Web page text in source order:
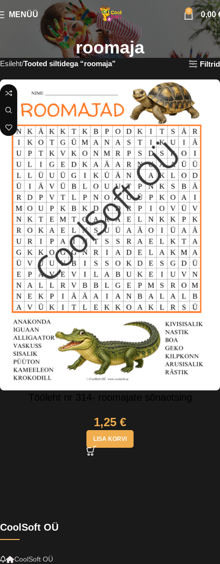
MENÜÜ 0 0,00
roomaja
Esileht Tooted siltidega “roomaja” Filtrid
Tööleht nr 314- roomajate sõnaotsing
1,25 €
LISA KORVI
CoolSoft OÜ
CoolSoft OÜ